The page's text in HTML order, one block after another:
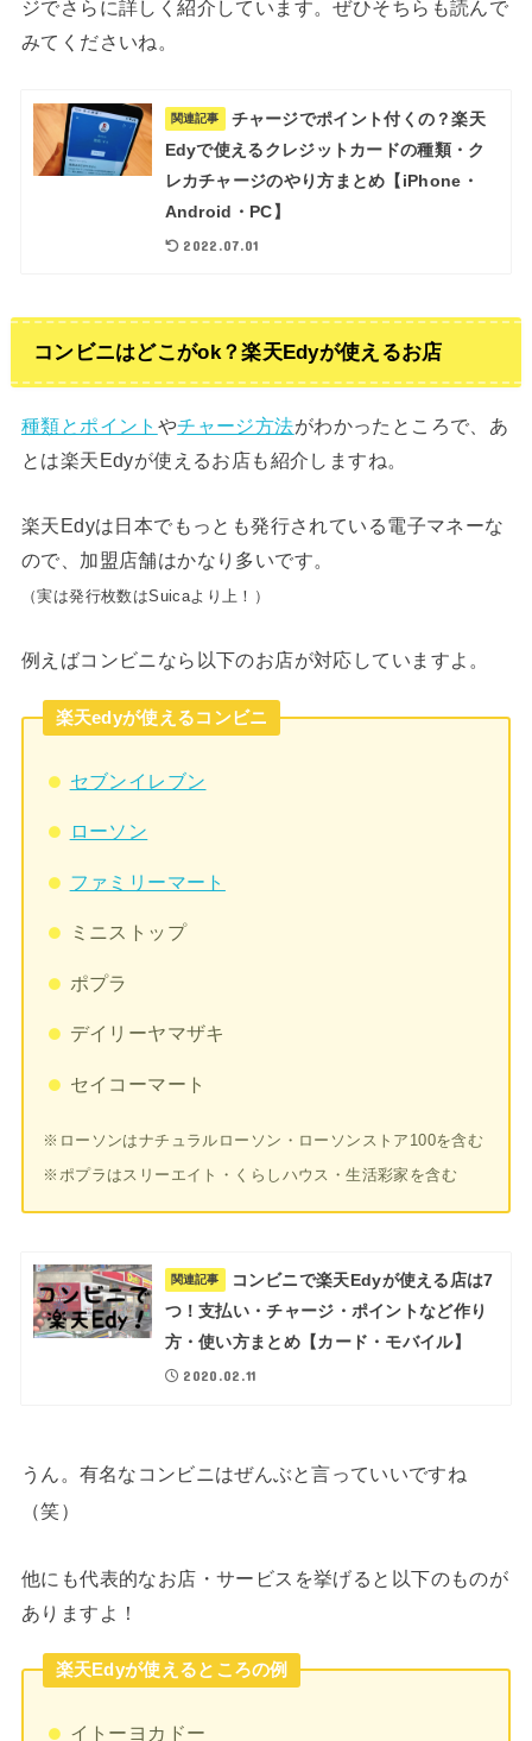
ジでさらに詳しく紹介しています。ぜひそちらも読んで
みてくださいね。
関連記事
チャージでポイント付くの？楽天
Edyで使えるクレジットカードの種類・ク
レカチャージのやり方まとめ【iPhone・
Android・PC】
2022.07.01
コンビニはどこがok？楽天Edyが使えるお店
種類とポイント やチャージ方法がわかったところで、あ
とは楽天Edyが使えるお店も紹介しますね。
楽天Edyは日本でもっとも発行されている電子マネーな
ので、加盟店舗はかなり多いです。
（実は発行枚数はSuicaより上！）
例えばコンビニなら以下のお店が対応していますよ。
楽天edyが使えるコンビニ
セブンイレブン
ローソン
ファミリーマート
ミニストップ
ポプラ
デイリーヤマザキ
セイコーマート
※ローソンはナチュラルローソン・ローソンストア100を含む
※ポプラはスリーエイト・くらしハウス・生活彩家を含む
関連記事
コンビニで楽天Edyが使える店は7
つ！支払い・チャージ・ポイントなど作り
方・使い方まとめ【カード・モバイル】
2020.02.11
うん。有名なコンビニはぜんぶと言っていいですね
（笑）
他にも代表的なお店・サービスを挙げると以下のものが
ありますよ！
楽天Edyが使えるところの例
イトーヨカドー